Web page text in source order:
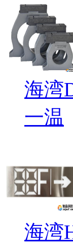
海湾
一温
海湾